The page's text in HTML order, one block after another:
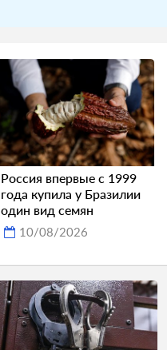
Россия впервые с 1999
года купила у Бразилии
один вид семян
10/08/2026